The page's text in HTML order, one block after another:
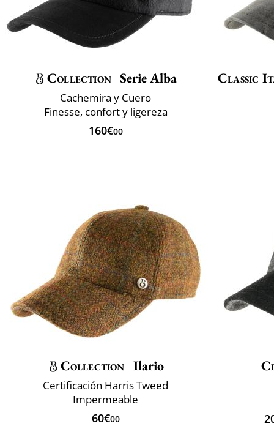
Collection Serie Alba
Cachemira y Cuero
Finesse, confort y ligereza
160€00
Classic
Collection Ilario
Certificación Harris Tweed
Impermeable
60€00